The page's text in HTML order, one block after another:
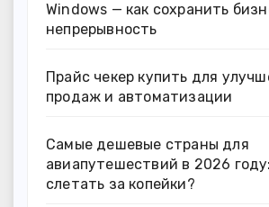
Windows — как сохранить
непрерывность
Прайс чекер купить для
продаж и автоматизации
Самые дешевые страны для
авиапутешествий в 2026
слетать за копейки?